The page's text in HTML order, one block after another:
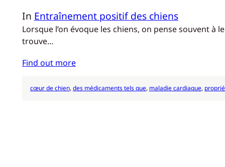
In Entraînement positif des chiens
Lorsque l’on évoque les chiens, on pense souvent
trouve…
Find out more
cœur de chien, des médicaments tels que, maladie cardiaque,